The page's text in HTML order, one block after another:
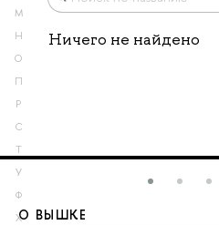
М
Н
О
П
Р
С
Т
У
Ф
Х
Ничего не найдено
О ВЫШКЕ